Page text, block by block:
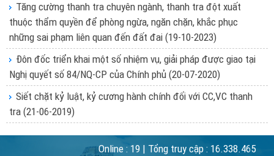
Tăng cường thanh tra chuyên ngành, thanh tra đột xuất
thuộc thẩm quyền để phòng ngừa, ngăn chặn, khắc phục
những sai phạm liên quan đến đất đai (19-10-2023)
Đôn đốc triển khai một số nhiệm vụ, giải pháp được giao tại
Nghị quyết số 84/NQ-CP của Chính phủ (20-07-2020)
Siết chặt kỷ luật, kỷ cương hành chính đối với CC,VC thanh
tra (21-06-2019)
Online :19 | Tổng truy cập : 16.338.465